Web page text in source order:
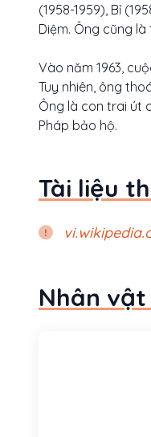
(1958-1959), Bỉ
Diệm. Ông cũng
Vào năm 1963,
Tuy nhiên, ông
Ông là con trai út
Pháp bảo hộ.
Tài liệu
Nhân